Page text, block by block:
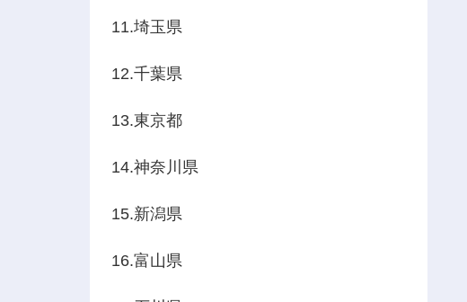
11.埼玉県
12.千葉県
13.東京都
14.神奈川県
15.新潟県
16.富山県